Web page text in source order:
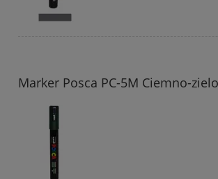
Marker Posca PC-5M Ciemno-